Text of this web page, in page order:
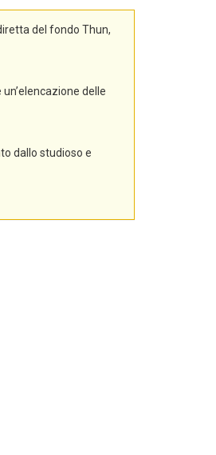
del fondo Thun,
delle
dallo studioso e